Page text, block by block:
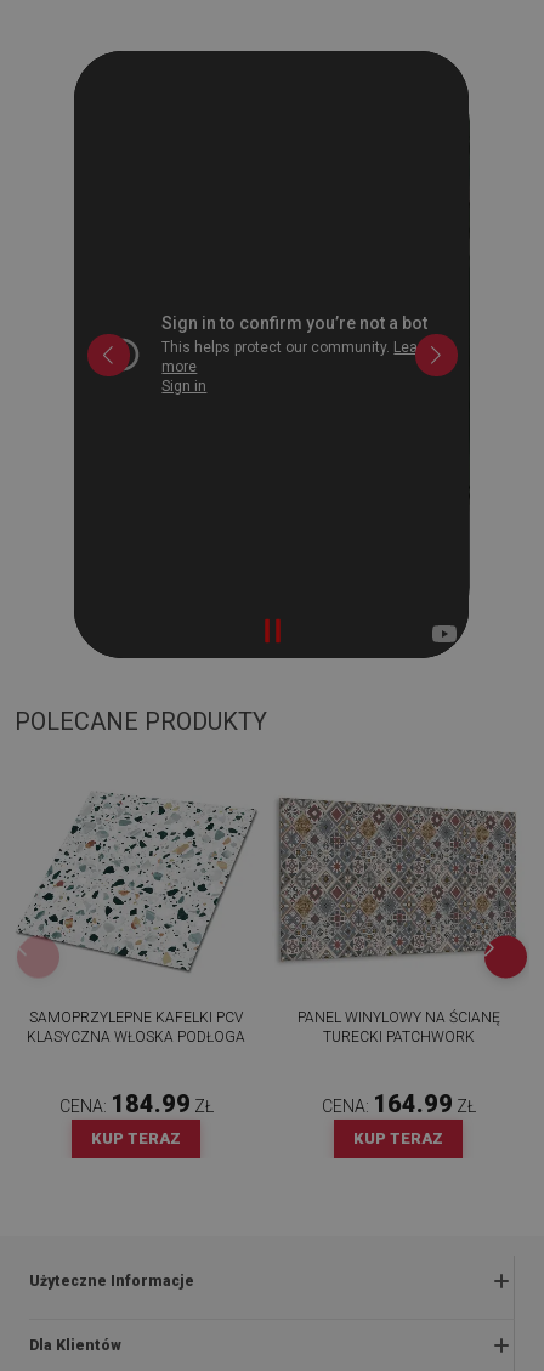
POLECANE PRODUKTY
SAMOPRZYLEPNE KAFELKI PCV
KLASYCZNA WŁOSKA PODŁOGA
CENA: 184.99 ZŁ
KUP TERAZ
PANEL WINYLOWY NA ŚCIANĘ
TURECKI PATCHWORK
CENA: 164.99 ZŁ
KUP TERAZ
Użyteczne Informacje
Zwroty i reklamacje
Dla Klientów